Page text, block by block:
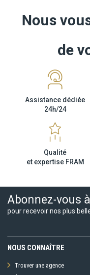
Nous
de
Assistance dédiée
24h/24
Qualité
et expertise FRAM
Abonnez-vous
pour recevoir nos plus
NOUS CONNAÎTRE
Trouver une agence